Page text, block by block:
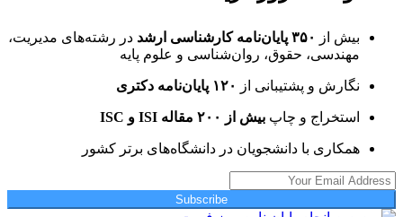
بیش از ۳۵۰ پایان‌نامه کارشناسی ارشد
در رشته‌های مدیریت،
مهندسی، حقوق، روان‌شناسی و علوم پایه
نگارش و پشتیبانی از ۱۲۰ پایان‌نامه دکتری
استخراج و چاپ بیش از ۲۰۰ مقاله ISI و ISC
همکاری با دانشجویان در دانشگاه‌های برتر کشور
Subscribe